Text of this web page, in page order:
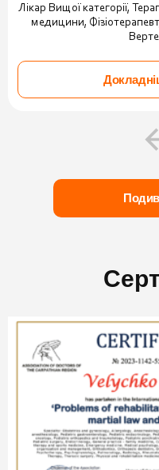
Лікар Вищої категорії,
медицини,